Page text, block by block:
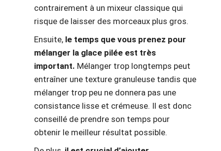
contrairement à un mixeur classique qui
risque de laisser des morceaux plus gros.
Ensuite, le temps que vous prenez pour
mélanger la glace pilée est très
important. Mélanger trop longtemps peut
entraîner une texture granuleuse tandis que
mélanger trop peu ne donnera pas une
consistance lisse et crémeuse. Il est donc
conseillé de prendre son temps pour
obtenir le meilleur résultat possible.